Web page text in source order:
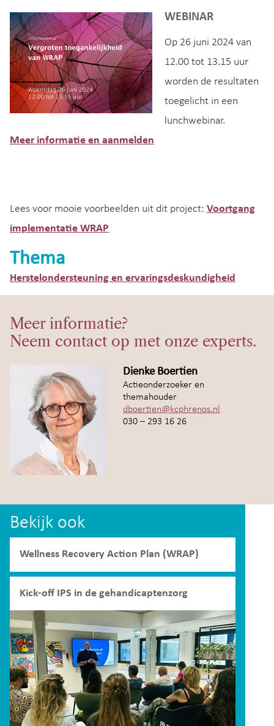
WEBINAR
Op 26 juni 2024 van
12.00 tot 13.15 uur
worden de resultaten
toegelicht in een
lunchwebinar.
Meer informatie en aanmelden
Lees voor mooie voorbeelden uit dit project: Voortgang
implementatie WRAP
Thema
Herstelondersteuning en ervaringsdeskundigheid
Meer informatie?
Neem contact op met onze experts.
Dienke Boertien
Actieonderzoeker en
themahouder
dboertien@kcphrenos.nl
030 – 293 16 26
Bekijk ook
Wellness Recovery Action Plan (WRAP)
Kick-off IPS in de gehandicaptenzorg